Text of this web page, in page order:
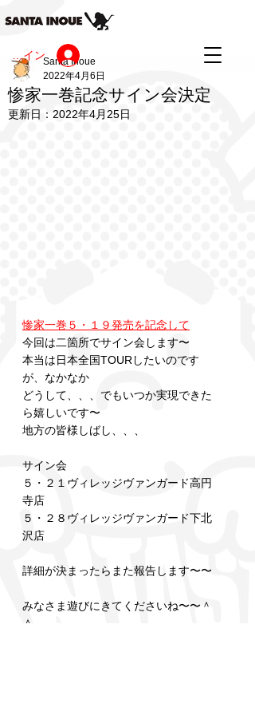
ログイン
惨家一巻記念サイン会決定
Santa Inoue
2022年4月6日
更新日： 2022年4月25日
惨家一巻５・１９発売を記念して
今回は二箇所でサイン会します〜
本当は日本全国TOURしたいのです
が、なかなか
どうして、、、でもいつか実現できた
ら嬉しいです〜
地方の皆様しばし、、、
サイン会
５・２１ヴィレッジヴァンガード高円
寺店
５・２８ヴィレッジヴァンガード下北
沢店
詳細が決まったらまた報告します〜〜
みなさま遊びにきてくださいね〜〜＾
＾